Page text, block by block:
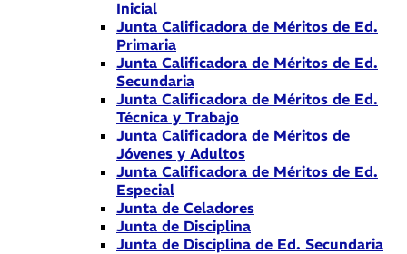
Inicial
Junta Calificadora de Méritos de Ed.
Primaria
Junta Calificadora de Méritos de Ed.
Secundaria
Junta Calificadora de Méritos de Ed.
Técnica y Trabajo
Junta Calificadora de Méritos de
Jóvenes y Adultos
Junta Calificadora de Méritos de Ed.
Especial
Junta de Celadores
Junta de Disciplina
Junta de Disciplina de Ed. Secundaria